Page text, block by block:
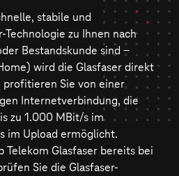
stabile und
zu Ihnen nach
Bestandskunde sind ‒
wird die Glasfaser direkt
profitieren Sie von einer
Internetverbindung, die
zu 1.000 MBit/s im
im Upload ermöglicht.
Telekom Glasfaser bereits bei
Sie die Glasfaser-